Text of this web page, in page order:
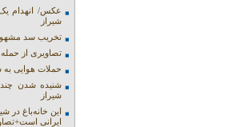
شیراز
تخریب سد
تصاویری از حمله
حملات هوایی
شنیده شدن چند
شیراز
این خانه‌باغ در
ایرانی